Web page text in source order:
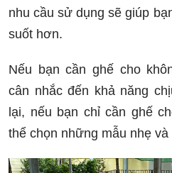
nhu cầu sử dụng sẽ giúp
suốt hơn.
Nếu bạn cần ghế cho
cân nhắc đến khả năng
lại, nếu bạn chỉ cần ghế
thể chọn những mẫu nhẹ